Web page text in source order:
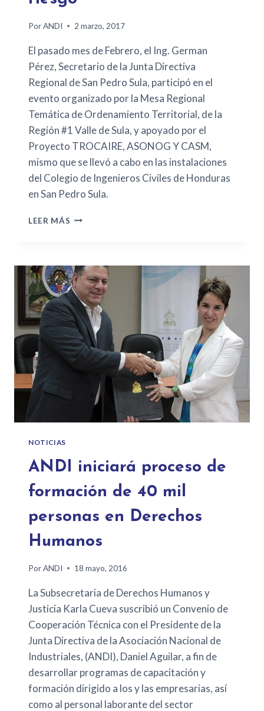
PorANDI 2 marzo, 2017
El pasado mes de Febrero, el Ing. German
Pérez, Secretario de la Junta Directiva
Regional de San Pedro Sula, participó en el
evento organizado por la Mesa Regional
Temática de Ordenamiento Territorial, de la
Región #1 Valle de Sula, y apoyado por el
Proyecto TROCAIRE, ASONOG Y CASM,
mismo que se llevó a cabo en las instalaciones
del Colegio de Ingenieros Civiles de Honduras
en San Pedro Sula.
LEER MÁS
NOTICIAS
ANDI iniciará proceso de
formación de 40 mil
personas en Derechos
Humanos
PorANDI 18 mayo, 2016
La Subsecretaria de Derechos Humanos y
Justicia Karla Cueva suscribió un Convenio de
Cooperación Técnica con el Presidente de la
Junta Directiva de la Asociación Nacional de
Industriales, (ANDI), Daniel Aguilar, a fin de
desarrollar programas de capacitación y
formación dirigido a los y las empresarias, así
como al personal laborante del sector